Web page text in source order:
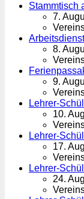
Stammtisch
7.
8.
9.
Lehrer-
10.
Lehrer-
17.
Lehrer-
24.